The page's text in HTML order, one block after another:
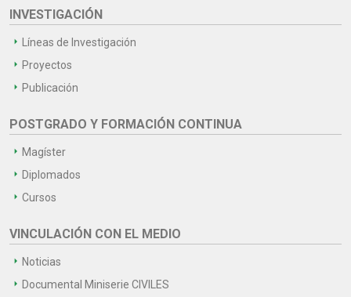
INVESTIGACIÓN
Líneas de Investigación
Proyectos
Publicación
POSTGRADO Y FORMACIÓN CONTINUA
Magíster
Diplomados
Cursos
VINCULACIÓN CON EL MEDIO
Noticias
Documental Miniserie CIVILES